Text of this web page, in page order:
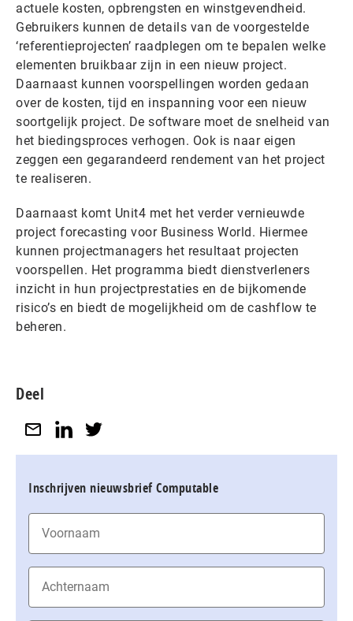
actuele kosten, opbrengsten en winstgevendheid.
Gebruikers kunnen de details van de voorgestelde
‘referentieprojecten’ raadplegen om te bepalen welke
elementen bruikbaar zijn in een nieuw project.
Daarnaast kunnen voorspellingen worden gedaan
over de kosten, tijd en inspanning voor een nieuw
soortgelijk project. De software moet de snelheid van
het biedingsproces verhogen. Ook is naar eigen
zeggen een gegarandeerd rendement van het project
te realiseren.
Daarnaast komt Unit4 met het verder vernieuwde
project forecasting voor Business World. Hiermee
kunnen projectmanagers het resultaat projecten
voorspellen. Het programma biedt dienstverleners
inzicht in hun projectprestaties en de bijkomende
risico’s en biedt de mogelijkheid om de cashflow te
beheren.
Deel
Inschrijven nieuwsbrief Computable